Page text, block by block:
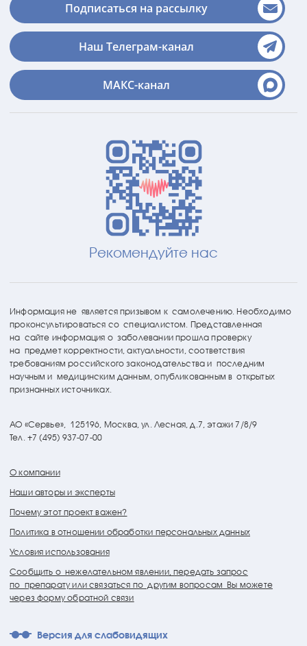
Подписаться на рассылку
Наш Телеграм-канал
МАКС-канал
О компании
Наши авторы и эксперты
Почему этот проект важен?
Политика в отношении обработки персональных данных
Условия использования
Сообщить о нежелательном явлении, передать запрос
по препарату или связаться по другим вопросам Вы можете
через форму обратной связи
АО «Сервье», 125196, Москва, ул. Лесная, д.7, этажи 7/8/9
Тел. +7 (495) 937-07-00
Версия для слабовидящих
Информация не является призывом к самолечению. Необходимо
проконсультироваться со специалистом. Представленная
на сайте информация о заболевании прошла проверку
на предмет корректности, актуальности, соответствия
требованиям российского законодательства и последним
научным и медицинским данным, опубликованным в открытых
признанных источниках.
Рекомендуйте нас